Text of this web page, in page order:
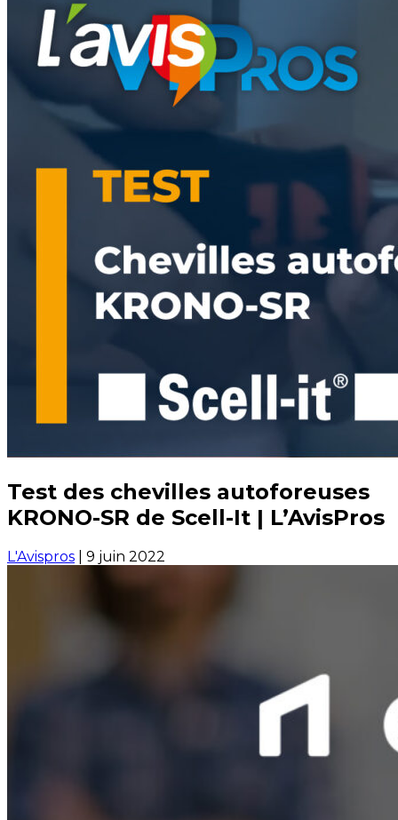
Test des chevilles autoforeuses
KRONO-SR de Scell-It | L’AvisPros
L'Avispros 9 juin 2022